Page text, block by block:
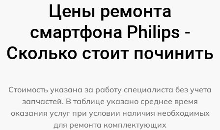
Цены ремонта
смартфона Philips -
Сколько стоит починить
Стоимость указана за работу специалиста без учета
запчастей. В таблице указано среднее время
оказания услуг при условии наличия необходимых
для ремонта комплектующих